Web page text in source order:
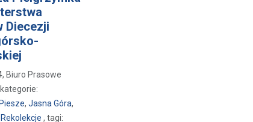
Diecezji
Biuro Prasowe
, Jasna Góra,
Rekolekcje , tagi: